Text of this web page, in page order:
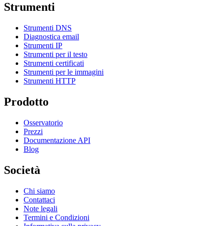
Strumenti
Strumenti DNS
Diagnostica email
Strumenti IP
Strumenti per il testo
Strumenti certificati
Strumenti per le immagini
Strumenti HTTP
Prodotto
Osservatorio
Prezzi
Documentazione API
Blog
Società
Chi siamo
Contattaci
Note legali
Termini e Condizioni